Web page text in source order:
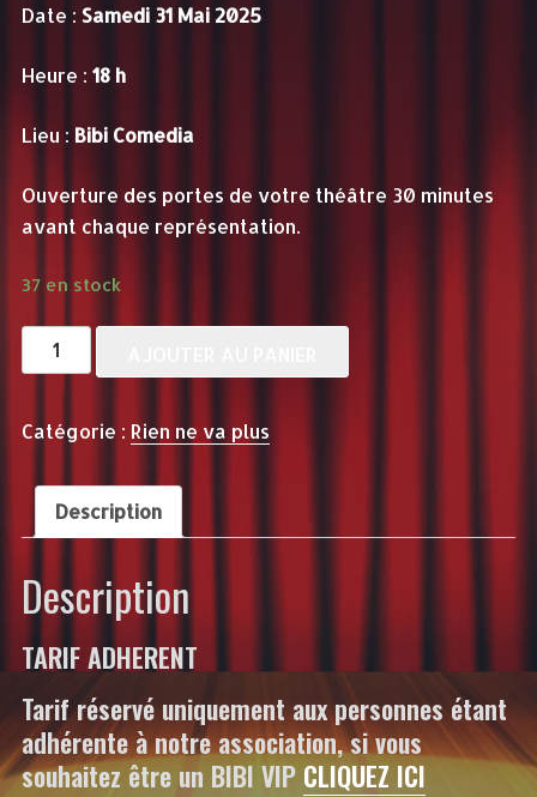
Date : Samedi 31 Mai 2025
Heure : 18 h
Lieu : Bibi Comedia
Ouverture des portes de votre théâtre 30 minutes
avant chaque représentation.
37 en stock
quantité
de
NE
PLUS
MAI
-
18h
BIBI
VIP
Catégorie : Rien ne va plus
Description
Description
TARIF ADHERENT
Tarif réservé uniquement aux personnes étant
adhérente à notre association, si vous
souhaitez être un BIBI VIPCLIQUEZ ICI